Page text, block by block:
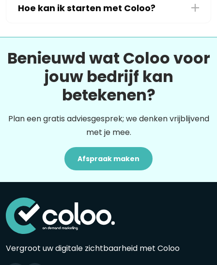
Hoe kan ik starten met Coloo?
Benieuwd wat Coloo voor
jouw bedrijf kan
betekenen?
Plan een gratis adviesgesprek; we denken vrijblijvend
met je mee.
Afspraak maken
Vergroot uw digitale zichtbaarheid met Coloo